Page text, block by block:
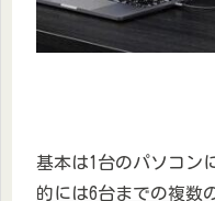
基本は1台のパソコン
的には6台までの複数